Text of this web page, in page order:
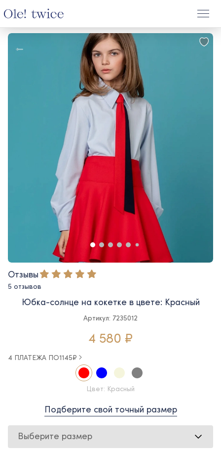
Отзывы
5 отзывов
Юбка-солнце на кокетке в цвете: Красный
Артикул: 7235012
4 580 ₽
4 ПЛАТЕЖА ПО1145₽
Цвет: Красный
Подберите свой точный размер
Выберите размер